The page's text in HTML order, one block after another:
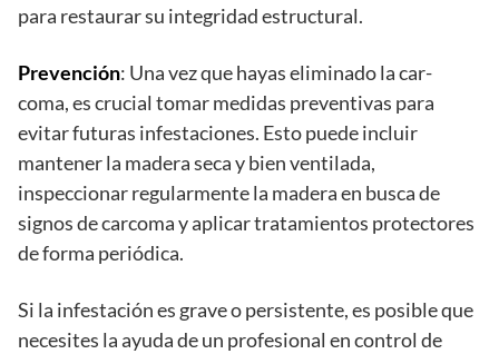
para restaurar su integridad estructural.
Prevención: Una vez que hayas eliminado la car-
coma, es crucial tomar medidas preventivas para
evitar futuras infestaciones. Esto puede incluir
mantener la madera seca y bien ventilada,
inspeccionar regularmente la madera en busca de
signos de carcoma y aplicar tratamientos protectores
de forma periódica.
Si la infestación es grave o persistente, es posible que
necesites la ayuda de un profesional en control de